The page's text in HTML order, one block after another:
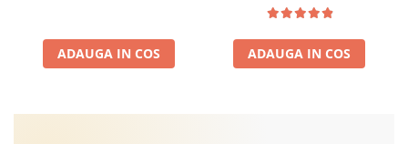
Liniar
ADAUGA IN COS ADAUGA IN COS